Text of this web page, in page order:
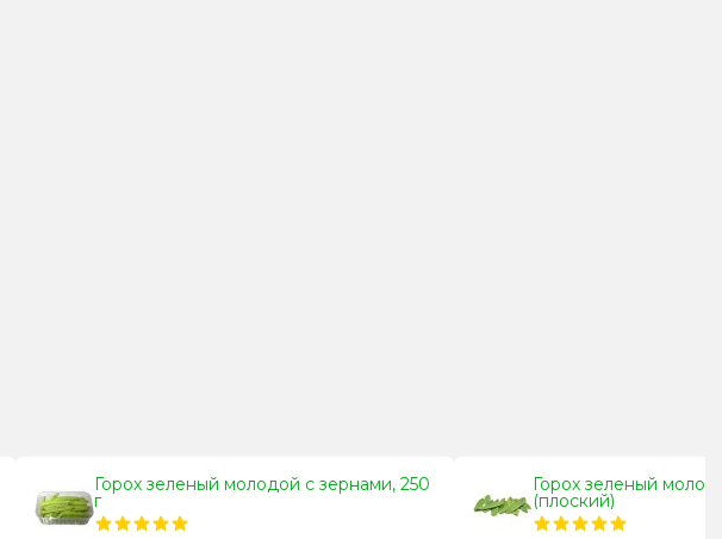
Горох зеленый молодой с зернами, 250
г
Горох зеленый
(плоский)